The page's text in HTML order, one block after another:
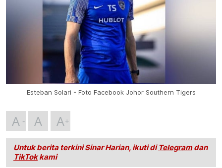
Esteban Solari - Foto Facebook Johor Southern Tigers
A A A
Untuk berita terkini Sinar Harian, ikuti di Telegramdan
TikTokkami